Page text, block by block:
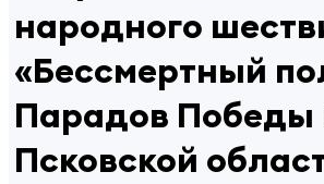
народного
«Бессмертный
Парадов Победы
Псковской